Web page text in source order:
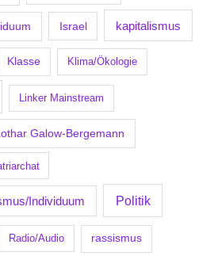
Israel kapitalismus
Klasse Klima/Ökologie
Linker Mainstream
Galow-Bergemann
Individuum Politik
Radio/Audio rassismus